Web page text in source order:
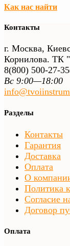
Как нас найти
Контакты
г. Москва,
Корнилова. ТК
8(800) 500-27-35
Вс 9:00—18:00
Разделы
Контакты
Гарантия
Доставка
Оплата
О
Политика
Согласие
Договор
Оплата